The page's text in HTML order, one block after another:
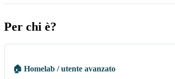
Per chi è?
🏠 Homelab / utente avanzato